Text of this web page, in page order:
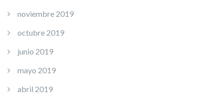
noviembre 2019
octubre 2019
junio 2019
mayo 2019
abril 2019